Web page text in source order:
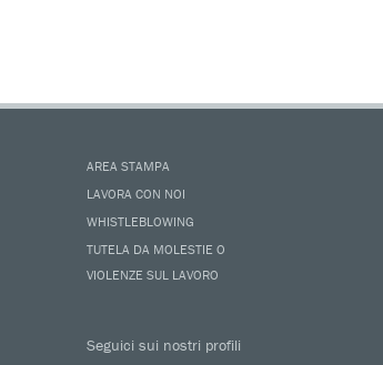
AREA STAMPA
LAVORA CON NOI
WHISTLEBLOWING
TUTELA DA MOLESTIE O
VIOLENZE SUL LAVORO
Seguici sui nostri profili